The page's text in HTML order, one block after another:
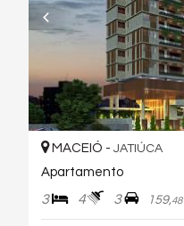
MACEIÓ - JATIÚCA
Apartamento
3 4 3 159,48